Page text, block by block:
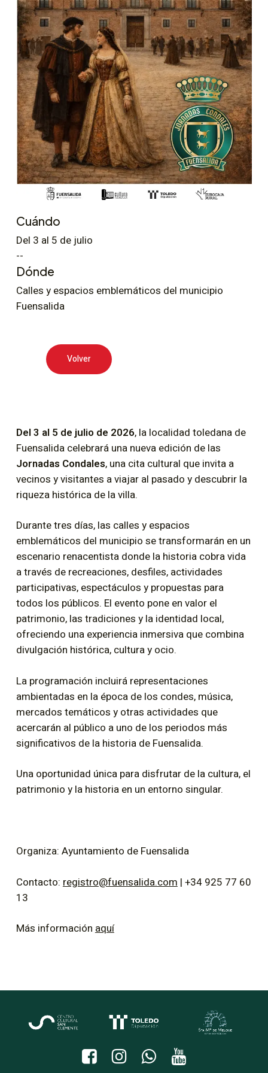
Cuándo
Del 3 al 5 de julio
--
Dónde
Calles y espacios emblemáticos del municipio
Fuensalida
Volver
Del 3 al 5 de julio de 2026, la localidad toledana de
Fuensalida celebrará una nueva edición de las
Jornadas Condales, una cita cultural que invita a
vecinos y visitantes a viajar al pasado y descubrir la
riqueza histórica de la villa.
Durante tres días, las calles y espacios
emblemáticos del municipio se transformarán en un
escenario renacentista donde la historia cobra vida
a través de recreaciones, desfiles, actividades
participativas, espectáculos y propuestas para
todos los públicos. El evento pone en valor el
patrimonio, las tradiciones y la identidad local,
ofreciendo una experiencia inmersiva que combina
divulgación histórica, cultura y ocio.
La programación incluirá representaciones
ambientadas en la época de los condes, música,
mercados temáticos y otras actividades que
acercarán al público a uno de los periodos más
significativos de la historia de Fuensalida.
Una oportunidad única para disfrutar de la cultura, el
patrimonio y la historia en un entorno singular.
Organiza: Ayuntamiento de Fuensalida
Contacto: registro@fuensalida.com | +34 925 77 60
13
Más informaciónaquí